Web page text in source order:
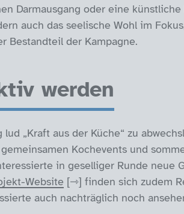
Darmausgang oder eine
auch das seelische Wohl im
Bestandteil der Kampagne.
werden
„Kraft aus der Küche“ zu
Kochevents und
in geselliger Runde neue
Website
finden sich zudem
auch nachträglich noch